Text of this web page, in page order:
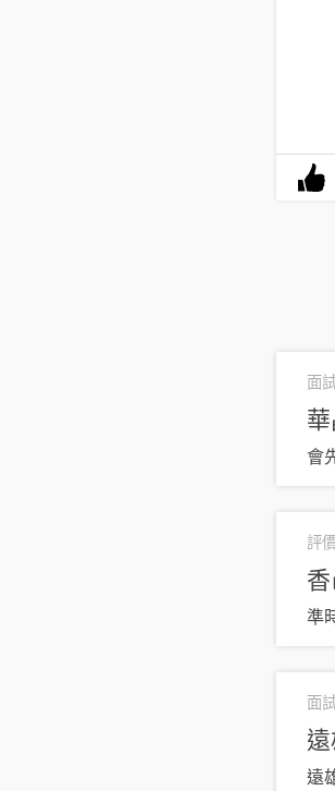
面
會
評
準
面
遠